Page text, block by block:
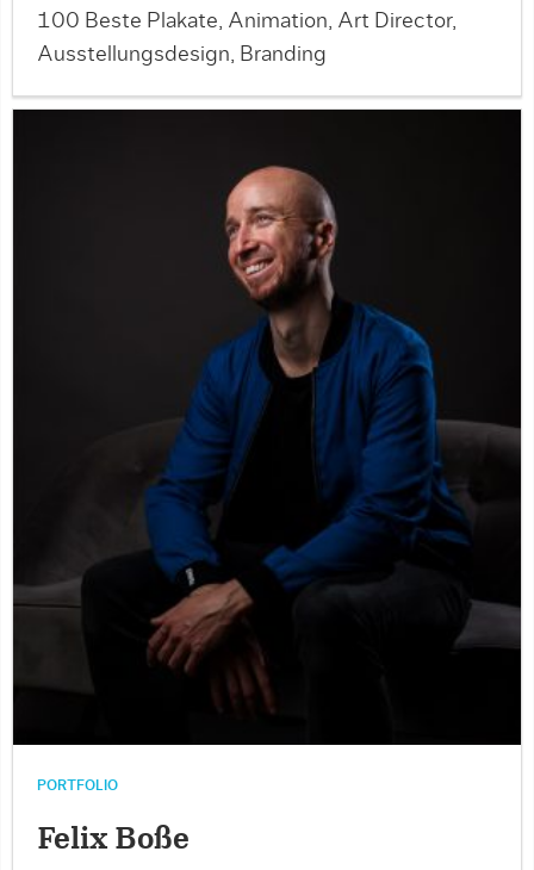
100 Beste Plakate, Animation, Art Director,
Ausstellungsdesign, Branding
PORTFOLIO
Felix Boße